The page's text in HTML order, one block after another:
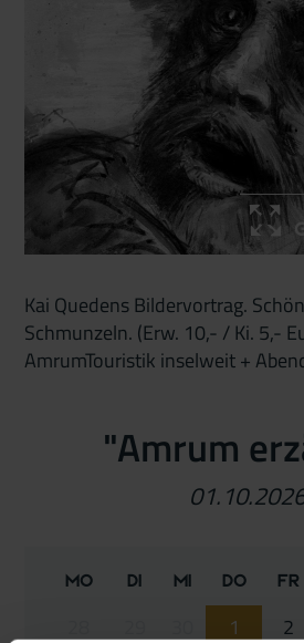
Kai Quedens Bildervortrag.
Schmunzeln. (Erw. 10,- / Ki. 5,-
AmrumTouristik inselweit +
"Amrum
Mo Di Mi Do Fr
1 2